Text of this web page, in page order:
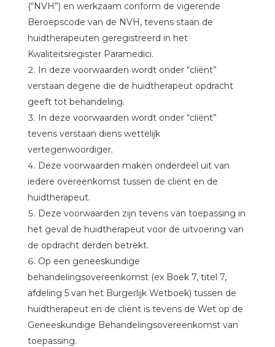
(“NVH”) en werkzaam conform de vigerende
Beroepscode van de NVH, tevens staan de
huidtherapeuten geregistreerd in het
Kwaliteitsregister Paramedici.
In deze voorwaarden wordt onder “cliënt”
verstaan degene die de huidtherapeut opdracht
geeft tot behandeling.
In deze voorwaarden wordt onder “cliënt”
tevens verstaan diens wettelijk
vertegenwoordiger.
Deze voorwaarden maken onderdeel uit van
iedere overeenkomst tussen de cliënt en de
huidtherapeut.
Deze voorwaarden zijn tevens van toepassing in
het geval de huidtherapeut voor de uitvoering van
de opdracht derden betrekt.
Op een geneeskundige
behandelingsovereenkomst (ex Boek 7, titel 7,
afdeling 5 van het Burgerlijk Wetboek) tussen de
huidtherapeut en de cliënt is tevens de Wet op de
Geneeskundige Behandelingsovereenkomst van
toepassing.